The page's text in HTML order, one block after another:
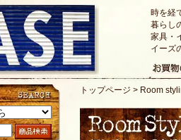
時を経
暮らし
家具・
イーズ
トップページ > Room